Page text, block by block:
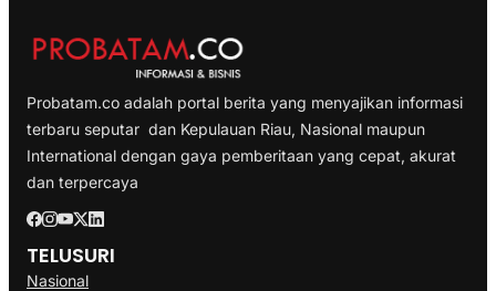
Probatam.co adalah portal berita yang menyajikan informasi
terbaru seputar dan Kepulauan Riau, Nasional maupun
International dengan gaya pemberitaan yang cepat, akurat
dan terpercaya
TELUSURI
Nasional